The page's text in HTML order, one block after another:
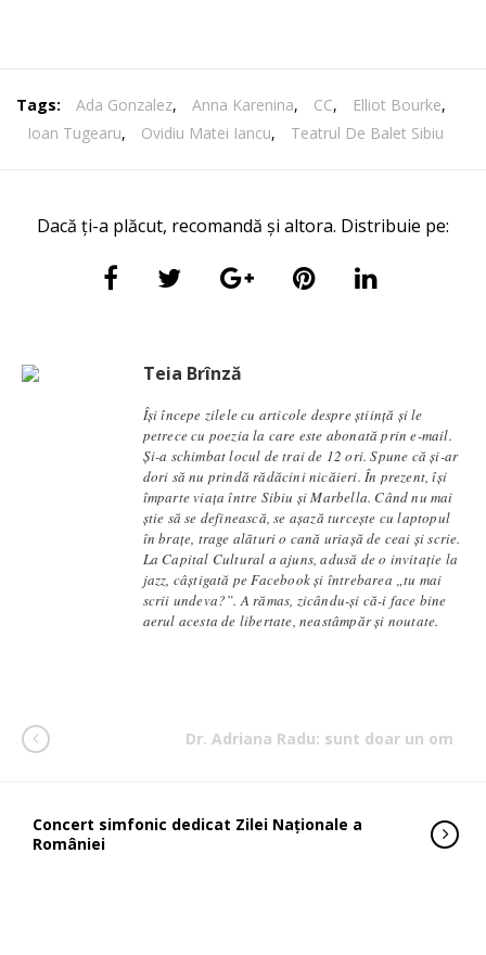
Tags: Ada Gonzalez, Anna Karenina, CC, Elliot Bourke,
Ioan Tugearu, Ovidiu Matei Iancu, Teatrul De Balet Sibiu
Dacă ți-a plăcut, recomandă și altora. Distribuie pe:
Teia Brînză
Își începe zilele cu articole despre știință și le
petrece cu poezia la care este abonată prin e-mail.
Și-a schimbat locul de trai de 12 ori. Spune că și-ar
dori să nu prindă rădăcini nicăieri. În prezent, își
împarte viața între Sibiu și Marbella. Când nu mai
știe să se definească, se aşază turcește cu laptopul
în brațe, trage alături o cană uriașă de ceai și scrie.
La Capital Cultural a ajuns, adusă de o invitație la
jazz, câștigată pe Facebook și întrebarea „tu mai
scrii undeva?”. A rămas, zicându-și că-i face bine
aerul acesta de libertate, neastâmpăr și noutate.
Dr. Adriana Radu: sunt doar un om
Concert simfonic dedicat Zilei Naţionale a
României